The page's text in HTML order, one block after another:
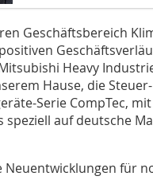
Geschäftsbereich
Heavy
Hause, die
Serie CompTec,
speziell auf deutsche
Neuentwicklungen für